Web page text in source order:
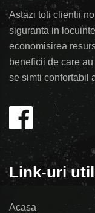
Astazi toti clientii
siguranta in
economisirea
beneficii de care
se simti confortabil
Link-uri
Acasa